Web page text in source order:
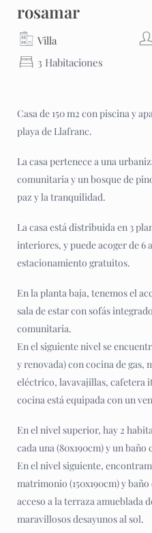
rosamar
Villa
3 Habitaciones
Casa de 150 m2 con piscina y
playa de Llafranc.
La casa pertenece a una
comunitaria y un bosque de
paz y la tranquilidad.
La casa está distribuida en 3
interiores, y puede acoger de 6
estacionamiento gratuitos.
En la planta baja, tenemos el
sala de estar con sofás
comunitaria.
En el siguiente nivel se
y renovada) con cocina de
eléctrico, lavavajillas, cafetera
cocina está equipada con un
En el nivel superior, hay 2
cada una (80x190cm) y un baño
En el nivel siguiente,
matrimonio (150x190cm) y
acceso a la terraza amueblada
maravillosos desayunos al sol.